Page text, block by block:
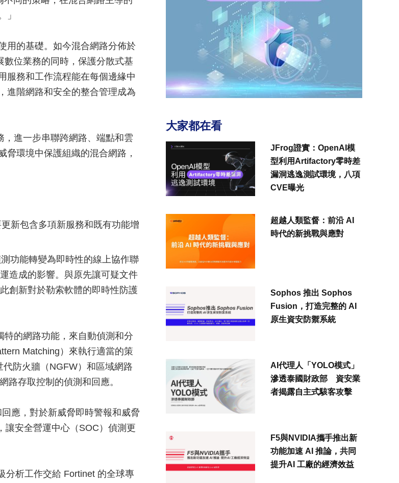
」
用的基礎。如今混合網路分佈於
位業務的同時，保護分散式基
服務和工作流程能在每個邊緣中
進階網路和安全的整合管理成為
進一步串聯跨網路、端點和雲
環境中保護組織的混合網路，
新包含多項新服務和既有功能增
測功能轉變為即時性的線上協作聯
造成的影響。與原先讓可疑文件
創新對於勒索軟體的即時性防護
特的網路功能，來自動偵測和分
Matching）來執行適當的策
防火牆（NGFW）和區域網路
路存取控制的偵測和回應。
應，對於新威脅即時警報和威脅
讓安全營運中心（SOC）偵測更
分析工作交給 Fortinet 的全球專
大家都在看
JFrog證實：OpenAI模
型利用Artifactory零時差
漏洞逃逸測試環境，八項
CVE曝光
超越人類監督：前沿 AI
時代的新挑戰與應對
Sophos 推出 Sophos
Fusion，打造完整的 AI
原生資安防禦系統
AI代理人「YOLO模式」
滲透泰國財政部 資安業
者揭露自主式駭客攻擊
F5與NVIDIA攜手推出新
功能加速 AI 推論，共同
提升AI 工廠的經濟效益